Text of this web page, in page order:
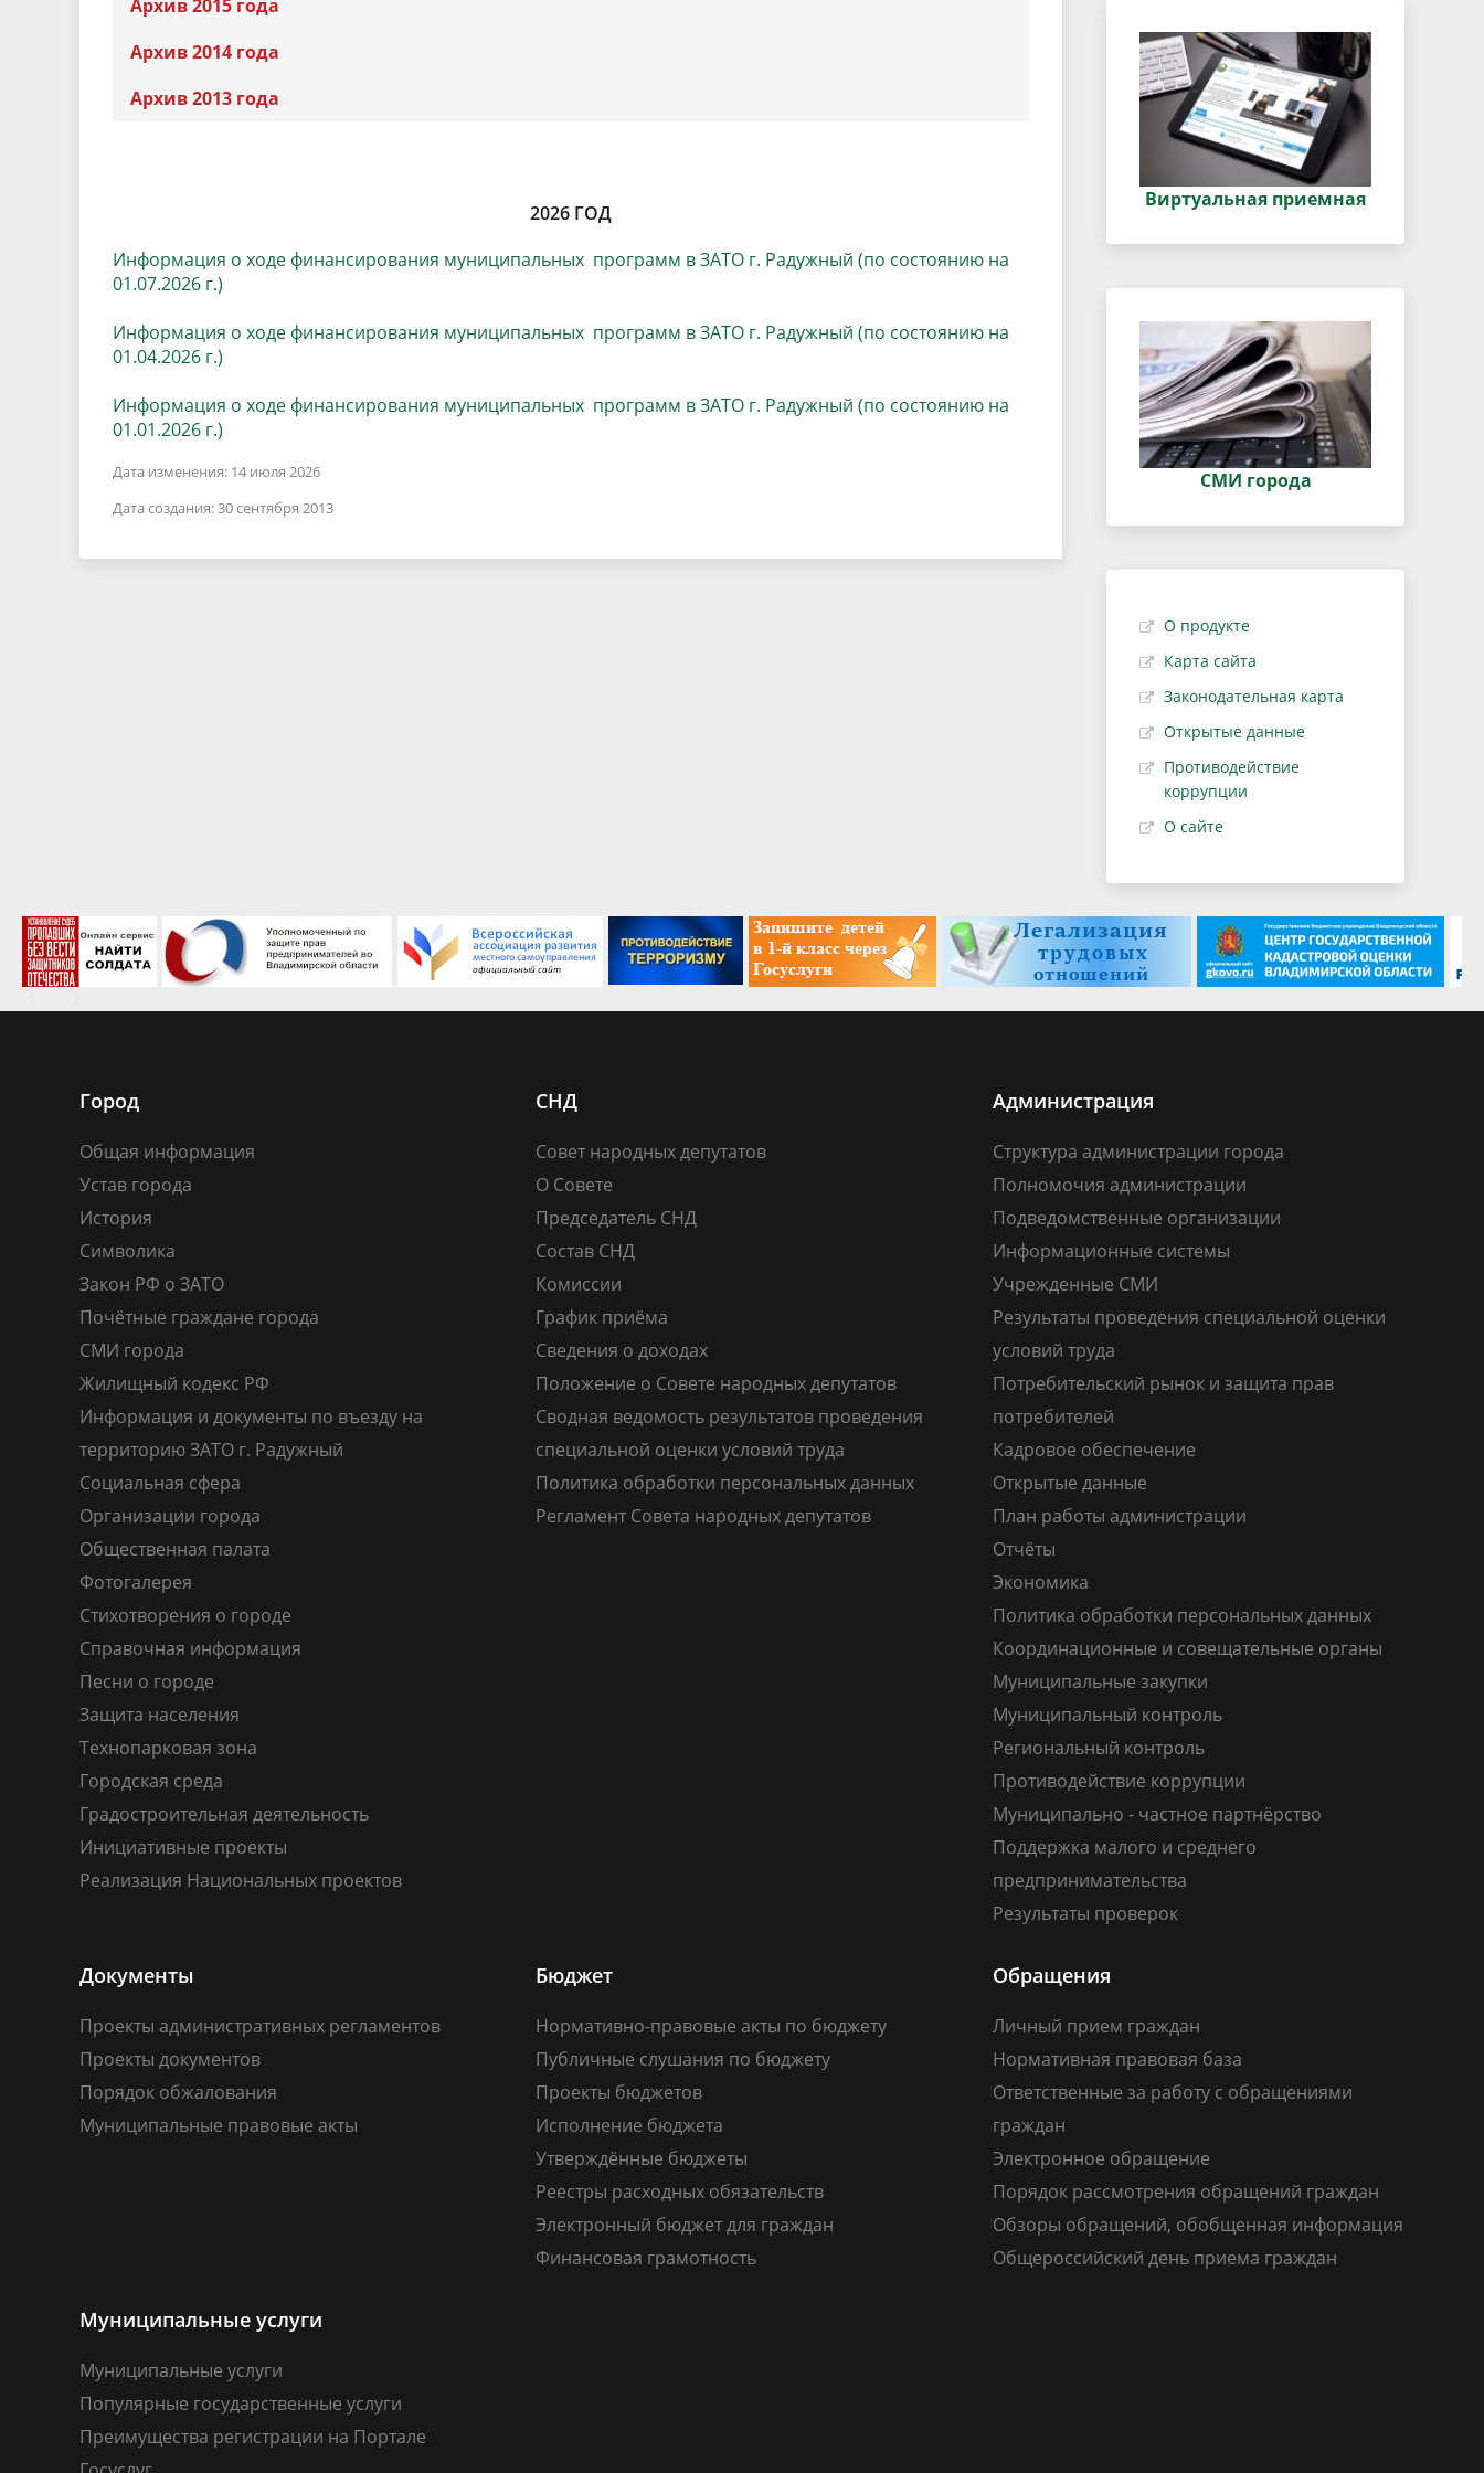
Архив 2015 года
Архив 2014 года
Архив 2013 года
2026 ГОД
Информация о ходе финансирования муниципальных программ в ЗАТО г. Радужный (по состоянию на
01.07.2026 г.)
Информация о ходе финансирования муниципальных программ в ЗАТО г. Радужный (по состоянию на
01.04.2026 г.)
Информация о ходе финансирования муниципальных программ в ЗАТО г. Радужный (по состоянию на
01.01.2026 г.)
Дата изменения: 14 июля 2026
Дата создания: 30 сентября 2013
Виртуальная приемная
СМИ города
О продукте
Карта сайта
Законодательная карта
Открытые данные
Противодействие
коррупции
О сайте
Город
Общая информация
Устав города
История
Символика
Закон РФ о ЗАТО
Почётные граждане города
СМИ города
Жилищный кодекс РФ
Информация и документы по въезду на
территорию ЗАТО г. Радужный
Социальная сфера
Организации города
Общественная палата
Фотогалерея
Стихотворения о городе
Справочная информация
Песни о городе
Защита населения
Технопарковая зона
Городская среда
Градостроительная деятельность
Инициативные проекты
Реализация Национальных проектов
СНД
Совет народных депутатов
О Совете
Председатель СНД
Состав СНД
Комиссии
График приёма
Сведения о доходах
Положение о Совете народных депутатов
Сводная ведомость результатов проведения
специальной оценки условий труда
Политика обработки персональных данных
Регламент Совета народных депутатов
Администрация
Структура администрации города
Полномочия администрации
Подведомственные организации
Информационные системы
Учрежденные СМИ
Результаты проведения специальной оценки
условий труда
Потребительский рынок и защита прав
потребителей
Кадровое обеспечение
Открытые данные
План работы администрации
Отчёты
Экономика
Политика обработки персональных данных
Координационные и совещательные органы
Муниципальные закупки
Муниципальный контроль
Региональный контроль
Противодействие коррупции
Муниципально - частное партнёрство
Поддержка малого и среднего
предпринимательства
Результаты проверок
Документы
Проекты административных регламентов
Проекты документов
Порядок обжалования
Муниципальные правовые акты
Бюджет
Нормативно-правовые акты по бюджету
Публичные слушания по бюджету
Проекты бюджетов
Исполнение бюджета
Утверждённые бюджеты
Реестры расходных обязательств
Электронный бюджет для граждан
Финансовая грамотность
Обращения
Личный прием граждан
Нормативная правовая база
Ответственные за работу с обращениями
граждан
Электронное обращение
Порядок рассмотрения обращений граждан
Обзоры обращений, обобщенная информация
Общероссийский день приема граждан
Муниципальные услуги
Муниципальные услуги
Популярные государственные услуги
Преимущества регистрации на Портале